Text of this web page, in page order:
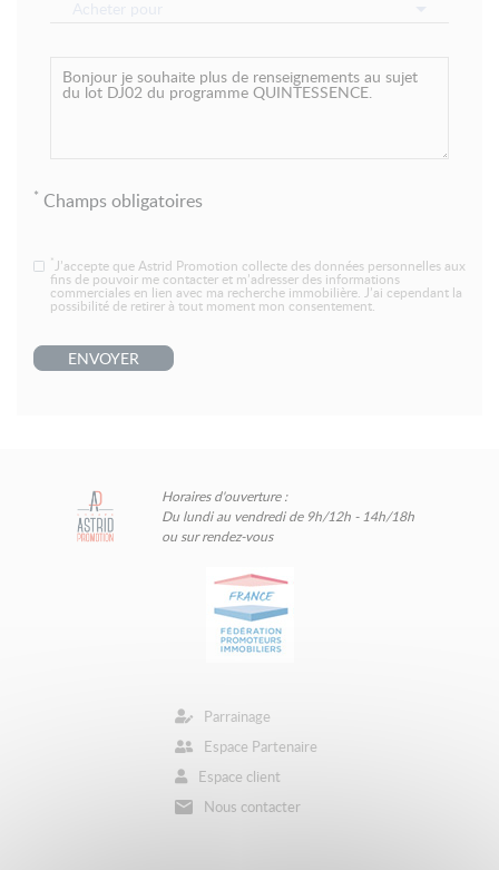
* Champs obligatoires
* J’accepte que Astrid Promotion collecte des données personnelles aux
fins de pouvoir me contacter et m’adresser des informations
commerciales en lien avec ma recherche immobilière. J’ai cependant la
possibilité de retirer à tout moment mon consentement.
ENVOYER
Horaires d'ouverture :
Du lundi au vendredi de 9h/12h - 14h/18h
ou sur rendez-vous
Parrainage
Espace Partenaire
Espace client
Nous contacter